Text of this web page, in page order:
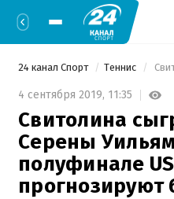
24 канал Спорт Теннис
4 сентября 2019, 11:35
Свитолина
Серены
полуфинале
прогнозируют